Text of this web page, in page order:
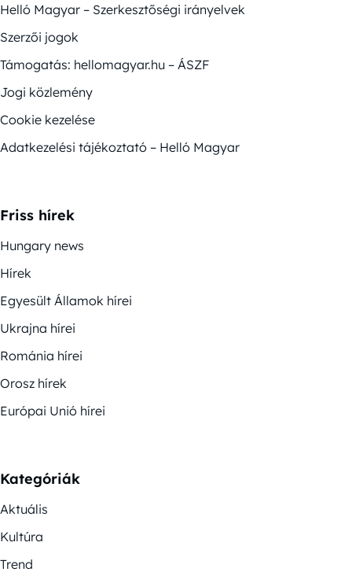
Helló Magyar – Szerkesztőségi irányelvek
Szerzői jogok
Támogatás: hellomagyar.hu – ÁSZF
Jogi közlemény
Cookie kezelése
Adatkezelési tájékoztató – Helló Magyar
Friss hírek
Hungary news
Hírek
Egyesült Államok hírei
Ukrajna hírei
Románia hírei
Orosz hírek
Európai Unió hírei
Kategóriák
Aktuális
Kultúra
Trend